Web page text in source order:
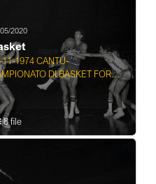
2020
11-1974 CANTU-
DI BASKET FORST
IGNIS VARESE
8 file